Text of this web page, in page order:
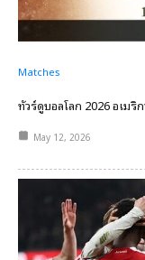
Matches
ทัวร์ดูบอลโลก 2026 อเม
May 12, 2026